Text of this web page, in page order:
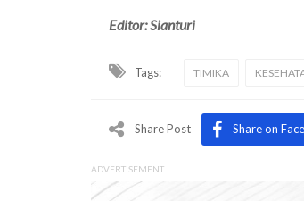
Editor: Sianturi
Tags: TIMIKA
Share Post Share on
ADVERTISEMENT